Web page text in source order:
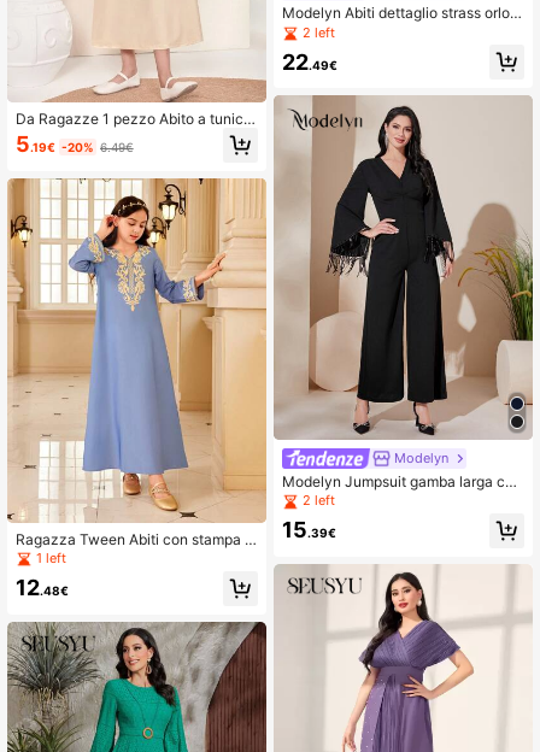
Da Ragazze 1 pezzo Abito a tunica
con stampa floreale doppie tasche
5.19€ -20% 6.49€
Ragazza Tween Abiti con stampa fl
oreale con scollo a V maniche lung
1 left
12.48€
Modelyn Abiti dettaglio strass orlo p
lissettato
2 left
22.49€
Modelyn
Modelyn Jumpsuit gamba larga con
frange
2 left
15.39€